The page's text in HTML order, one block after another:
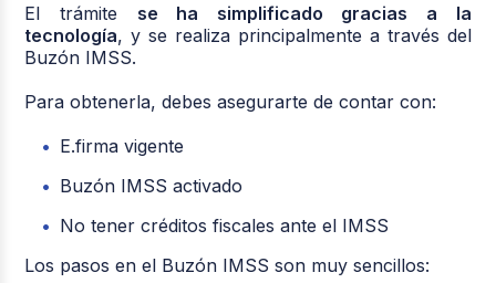
El trámite se ha simplificado gracias a la
tecnología, y se realiza principalmente a través del
Buzón IMSS.
Para obtenerla, debes asegurarte de contar con:
E.firma vigente
Buzón IMSS activado
No tener créditos fiscales ante el IMSS
Los pasos en el Buzón IMSS son muy sencillos: